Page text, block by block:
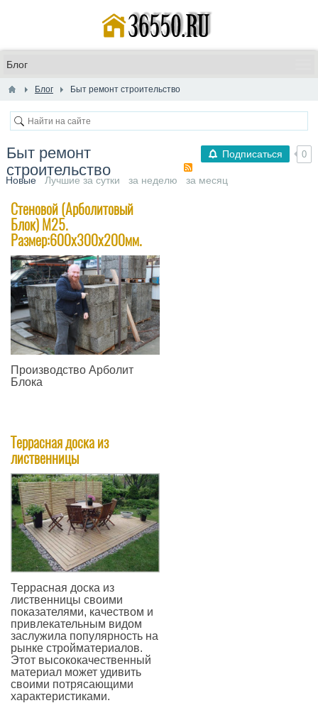
Блог Быт ремонт строительство
Подписаться 0
Быт ремонт
строительство
Новые Лучшие за сутки за неделю за месяц
Стеновой (Арболитовый
Блок) М25.
Размер:600х300х200мм.
Производство Арболит
Блока
Террасная доска из
лиственницы
​Террасная доска из
лиственницы своими
показателями, качеством и
привлекательным видом
заслужила популярность на
рынке стройматериалов.
Этот высококачественный
материал может удивить
своими потрясающими
характеристиками.